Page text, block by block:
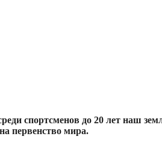
спортсменов до 20 лет наш
первенство мира.